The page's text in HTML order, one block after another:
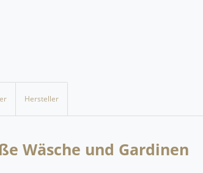
Hersteller
Wäsche und Gardinen